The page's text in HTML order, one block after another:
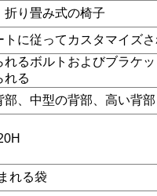
折り畳み式の椅子
トに従ってカスタマイズさ
れるボルトおよびブラケ
れる
部、中型の背部、高い背部
れる袋